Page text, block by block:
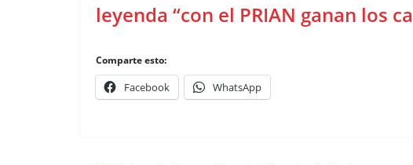
leyenda “con el PRIAN ganan los
Comparte esto:
Facebook WhatsApp